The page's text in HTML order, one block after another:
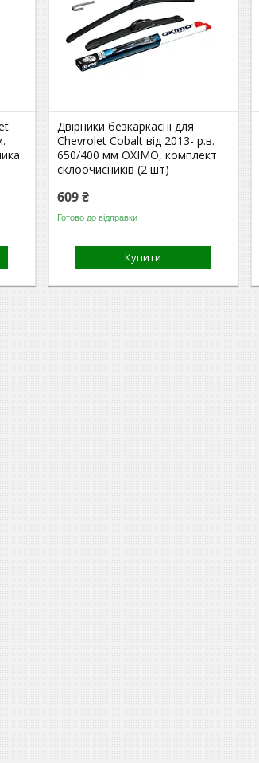
Двірники безкаркасні для
Chevrolet Cobalt від 2013- р.в.
650/400 мм OXIMO, комплект
склоочисників (2 шт)
609 ₴
Готово до відправки
Купити